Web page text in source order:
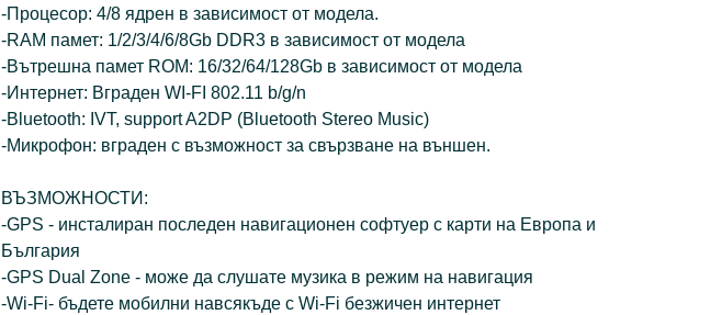
-Процесор: 4/8 ядрен в зависимост от модела.
-RAM памет: 1/2/3/4/6/8Gb DDR3 в зависимост от модела
-Вътрешна памет ROM: 16/32/64/128Gb в зависимост от модела
-Интернет: Вграден WI-FI 802.11 b/g/n
-Bluetooth: IVT, support A2DP (Bluetooth Stereo Music)
-Микрофон: вграден с възможност за свързване на външен.
ВЪЗМОЖНОСТИ:
-GPS - инсталиран последен навигационен софтуер с карти на Европа и
България
-GPS Dual Zone - може да слушате музика в режим на навигация
-Wi-Fi- бъдете мобилни навсякъде с Wi-Fi безжичен интернет